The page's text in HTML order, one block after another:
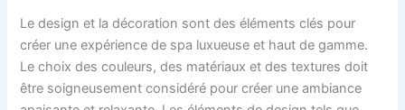
Le design et la décoration sont des éléments clés pour
créer une expérience de spa luxueuse et haut de gamme.
Le choix des couleurs, des matériaux et des textures doit
être soigneusement considéré pour créer une ambiance